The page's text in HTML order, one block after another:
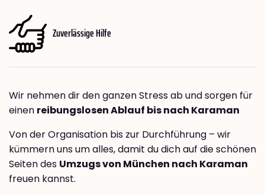
Zuverlässige Hilfe
Wir nehmen dir den ganzen Stress ab und sorgen für
einen reibungslosen Ablauf bis nach Karaman
Von der Organisation bis zur Durchführung – wir
kümmern uns um alles, damit du dich auf die schönen
Seiten des Umzugs von München nach Karaman
freuen kannst.